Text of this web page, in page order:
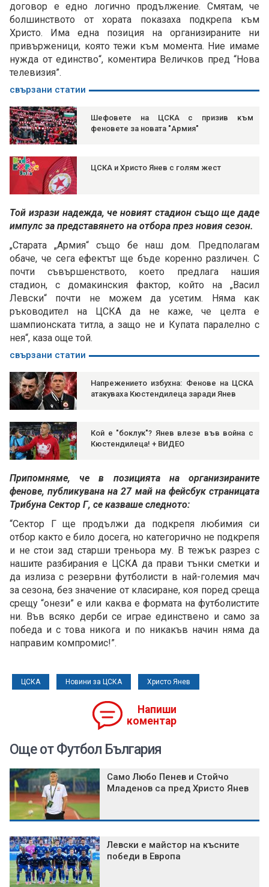
договор е едно логично продължение. Смятам, че
болшинството от хората показаха подкрепа към
Христо. Има една позиция на организираните ни
привърженици, която тежи към момента. Ние имаме
нужда от единство“, коментира Величков пред “Нова
телевизия”.
свързани статии
Шефовете на ЦСКА с призив към
феновете за новата "Армия"
ЦСКА и Христо Янев с голям жест
Той изрази надежда, че новият стадион също ще даде
импулс за представянето на отбора през новия сезон.
„Старата „Армия“ също бе наш дом. Предполагам
обаче, че сега ефектът ще бъде коренно различен. С
почти съвършенството, което предлага нашия
стадион, с домакинския фактор, който на „Васил
Левски“ почти не можем да усетим. Няма как
ръководител на ЦСКА да не каже, че целта е
шампионската титла, а защо не и Купата паралелно с
нея“, каза още той.
свързани статии
Напрежението избухна: Фенове на ЦСКА
атакуваха Кюстендилеца заради Янев
Кой е "боклук"? Янев влезе във война с
Кюстендилеца! + ВИДЕО
Припомняме, че в позицията на организираните
фенове, публикувана на 27 май на фейсбук страницата
Трибуна Сектор Г, се казваше следното:
“Сектор Г ще продължи да подкрепя любимия си
отбор както е било досега, но категорично не подкрепя
и не стои зад старши треньора му. В тежък разрез с
нашите разбирания е ЦСКА да прави тънки сметки и
да излиза с резервни футболисти в най-големия мач
за сезона, без значение от класиране, коя поред среща
срещу “онези” е или каква е формата на футболистите
ни. Във всяко дерби се играе единствено и само за
победа и с това никога и по никакъв начин няма да
направим компромис!”.
ЦСКА Новини за ЦСКА Христо Янев
Напиши
коментар
Още от Футбол България
Само Любо Пенев и Стойчо
Младенов са пред Христо Янев
Левски е майстор на късните
победи в Европа